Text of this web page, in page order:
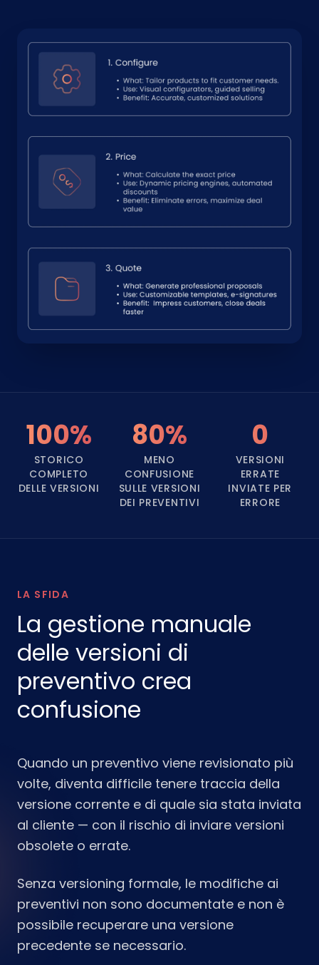
100%
STORICO
COMPLETO
DELLE VERSIONI
80%
MENO
CONFUSIONE
SULLE VERSIONI
DEI PREVENTIVI
0
VERSIONI
ERRATE
INVIATE PER
ERRORE
LA SFIDA
La gestione manuale
delle versioni di
preventivo crea
confusione
Quando un preventivo viene revisionato più
volte, diventa difficile tenere traccia della
versione corrente e di quale sia stata inviata
al cliente — con il rischio di inviare versioni
obsolete o errate.
Senza versioning formale, le modifiche ai
preventivi non sono documentate e non è
possibile recuperare una versione
precedente se necessario.